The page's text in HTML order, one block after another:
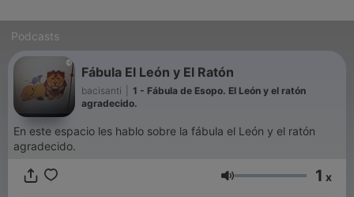
Podcasts
Fábula El León y El Ratón
bacisanti
1 - Fábula de Esopo. El León y el ratón
agradecido.
En este espacio les hablo sobre la fábula el León y el ratón
agradecido.
Volumen 1 x